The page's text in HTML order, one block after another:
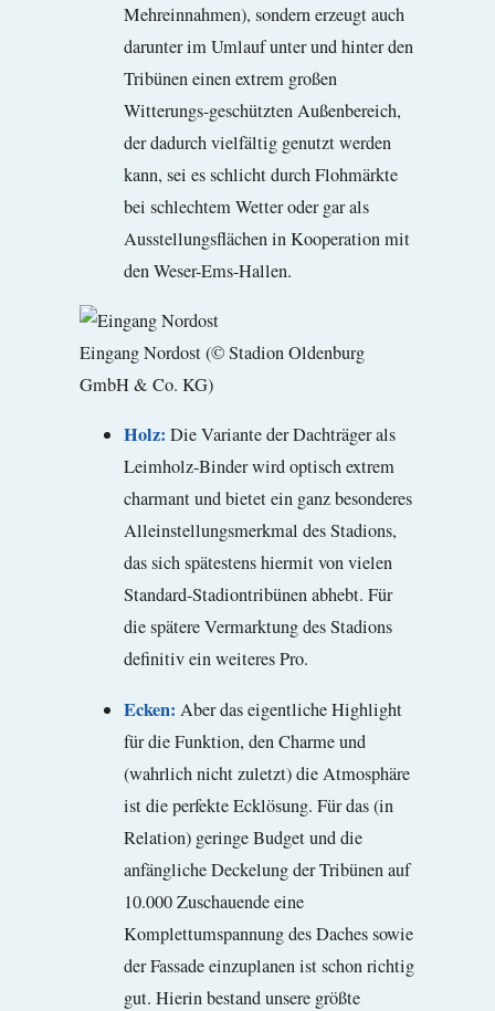
Mehreinnahmen), sondern erzeugt auch
darunter im Umlauf unter und hinter den
Tribünen einen extrem großen
Witterungs-geschützten Außenbereich,
der dadurch vielfältig genutzt werden
kann, sei es schlicht durch Flohmärkte
bei schlechtem Wetter oder gar als
Ausstellungsflächen in Kooperation mit
den Weser-Ems-Hallen.
Eingang Nordost (© Stadion Oldenburg
GmbH & Co. KG)
Holz: Die Variante der Dachträger als
Leimholz-Binder wird optisch extrem
charmant und bietet ein ganz besonderes
Alleinstellungsmerkmal des Stadions,
das sich spätestens hiermit von vielen
Standard-Stadiontribünen abhebt. Für
die spätere Vermarktung des Stadions
definitiv ein weiteres Pro.
Ecken: Aber das eigentliche Highlight
für die Funktion, den Charme und
(wahrlich nicht zuletzt) die Atmosphäre
ist die perfekte Ecklösung. Für das (in
Relation) geringe Budget und die
anfängliche Deckelung der Tribünen auf
10.000 Zuschauende eine
Komplettumspannung des Daches sowie
der Fassade einzuplanen ist schon richtig
gut. Hierin bestand unsere größte